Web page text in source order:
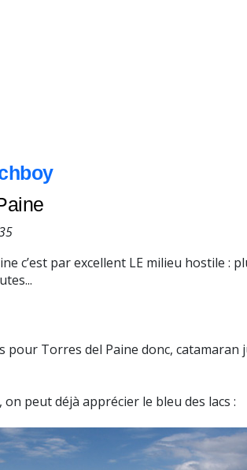
c’est par excellent LE milieu hostile
pour Torres del Paine donc,
on peut déjà apprécier le bleu des lacs :